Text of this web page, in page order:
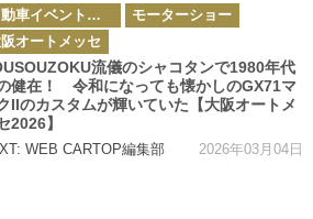
自動車イベント・カーイベント
モーターショー
オートメッセ
流儀のシャコタンで1980年代
健在！ 令和になっても懐かしのGX71マ
IIのカスタムが輝いていた【大阪オートメ
2026】
WEB CARTOP編集部 2026年03月04日